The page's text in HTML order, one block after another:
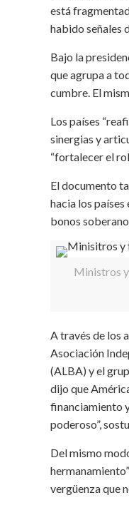
está
habido señales
Bajo la
que agrupa a
cumbre. El
Los países
sinergias y
“fortalecer el
El documento
hacia los
bonos
Ministros
A través de los
Asociación
(ALBA) y el
dijo que
financiamiento
poderoso”,
Del mismo
vergüenza que